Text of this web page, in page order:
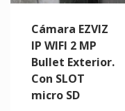
Cámara EZVIZ
IP WIFI 2 MP
Bullet Exterior.
Con SLOT
micro SD